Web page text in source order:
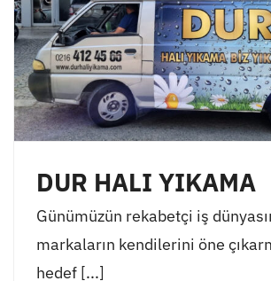
DUR HALI YIKAMA
Günümüzün rekabetçi iş
markaların kendilerini öne
hedef [...]